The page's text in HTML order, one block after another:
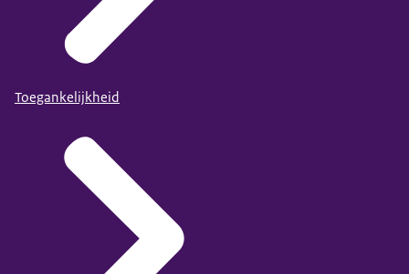
Toegankelijkheid